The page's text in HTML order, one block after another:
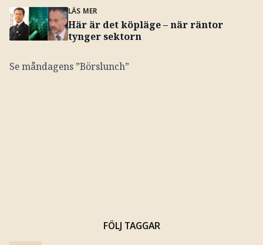
LÄS MER
Här är det köpläge – när räntor
tynger sektorn
Se måndagens ”Börslunch”
FÖLJ TAGGAR